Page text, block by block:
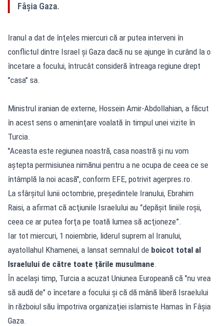
Fâșia Gaza.
Iranul a dat de înţeles miercuri că ar putea interveni în
conflictul dintre Israel şi Gaza dacă nu se ajunge în curând la o
încetare a focului, întrucât consideră întreaga regiune drept
"casa" sa.
Ministrul iranian de externe, Hossein Amir-Abdollahian, a făcut
în acest sens o ameninţare voalată în timpul unei vizite în
Turcia.
"Aceasta este regiunea noastră, casa noastră şi nu vom
aştepta permisiunea nimănui pentru a ne ocupa de ceea ce se
întâmplă la noi acasă", conform EFE, potrivit agerpres.ro.
La sfârșitul lunii octombrie, preşedintele Iranului, Ebrahim
Raisi, a afirmat că acţiunile Israelului au ”depăşit liniile roşii,
ceea ce ar putea forţa pe toată lumea să acţioneze”.
Iar tot miercuri, 1 noiembrie, liderul suprem al Iranului,
ayatollahul Khamenei, a lansat semnalul de boicot total al
Israelului de către toate țările musulmane.
În acelaşi timp, Turcia a acuzat Uniunea Europeană că "nu vrea
să audă de" o încetare a focului şi că dă mână liberă Israelului
în războiul său împotriva organizaţiei islamiste Hamas în Fâşia
Gaza.